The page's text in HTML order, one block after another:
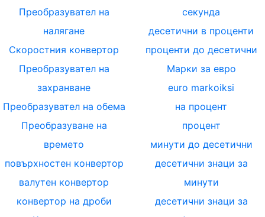
Преобразувател на
налягане
Скоростния конвертор
Преобразувател на
захранване
Преобразувател на обема
Преобразуване на
времето
повърхностен конвертор
валутен конвертор
конвертор на дроби
секунда
десетични в проценти
проценти до десетични
Марки за евро
euro markoiksi
на процент
процент
минути до десетични
десетични знаци за
минути
десетични знаци за